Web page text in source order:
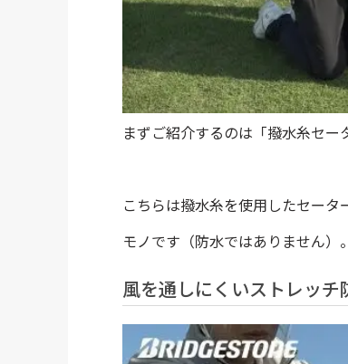
まずご紹介するのは「撥水糸セー
こちらは撥水糸を使用したセー
モノです（防水ではありません）。
風を通しにくいストレッチ